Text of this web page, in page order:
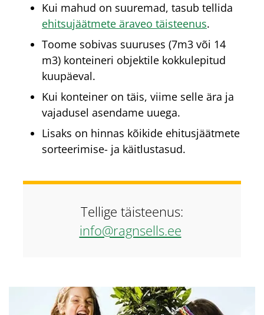
Kui mahud on suuremad, tasub tellida
ehitsujäätmete äraveo täisteenus.
Toome sobivas suuruses (7m3 või 14
m3) konteineri objektile kokkulepitud
kuupäeval.
Kui konteiner on täis, viime selle ära ja
vajadusel asendame uuega.
Lisaks on hinnas kõikide ehitusjäätmete
sorteerimise- ja käitlustasud.
Tellige täisteenus:
info@ragnsells.ee